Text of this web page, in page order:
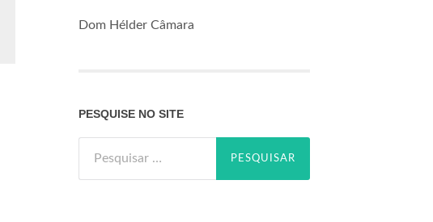
Dom Hélder Câmara
PESQUISE NO SITE
por: